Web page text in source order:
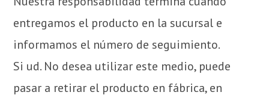
entregamos el producto en la sucursal e
informamos el número de seguimiento.
Si ud. No desea utilizar este medio, puede
pasar a retirar el producto en fábrica, en